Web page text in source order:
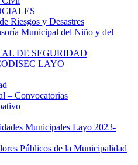
Riesgos y Desastres
Municipal del Niño y del
DE SEGURIDAD
LAYO
– Convocatorias
Municipales Layo 2023-
Públicos de la Municipalidad